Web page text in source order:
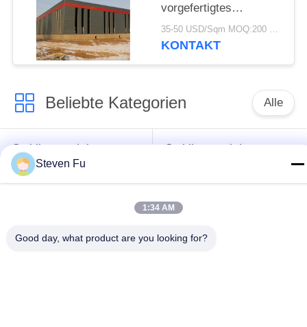
vorgefertigtes
Lagerhaus mit
verzinkter
35-50 USD/Sqm MOQ:200 Quadratmeter
KONTAKT
Beliebte Kategorien Alle
Stahlkonstruktion
Lager
Stahlkonstruktions-
Vorfabrizierte
Steven Fu
1:34 AM
Good day, what product are you looking for?